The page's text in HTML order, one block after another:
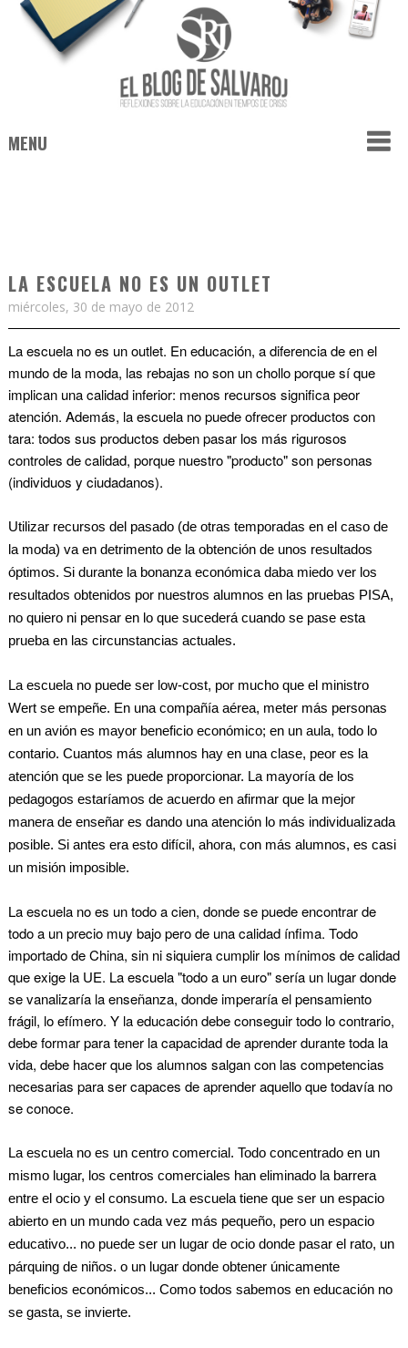
MENU
LA ESCUELA NO ES UN OUTLET
miércoles, 30 de mayo de 2012
La escuela no es un outlet. En educación, a diferencia de en el
mundo de la moda, las rebajas no son un chollo porque sí que
implican una calidad inferior: menos recursos significa peor
atención. Además, la escuela no puede ofrecer productos con
tara: todos sus productos deben pasar los más rigurosos
controles de calidad, porque nuestro "producto" son personas
(individuos y ciudadanos).
Utilizar recursos del pasado (de otras temporadas en el caso de
la moda) va en detrimento de la obtención de unos resultados
óptimos. Si durante la bonanza económica daba miedo ver los
resultados obtenidos por nuestros alumnos en las pruebas PISA,
no quiero ni pensar en lo que sucederá cuando se pase esta
prueba en las circunstancias actuales.
La escuela no puede ser low-cost, por mucho que el ministro
Wert se empeñe. En una compañía aérea, meter más personas
en un avión es mayor beneficio económico; en un aula, todo lo
contario. Cuantos más alumnos hay en una clase, peor es la
atención que se les puede proporcionar. La mayoría de los
pedagogos estaríamos de acuerdo en afirmar que la mejor
manera de enseñar es dando una atención lo más individualizada
posible. Si antes era esto difícil, ahora, con más alumnos, es casi
un misión imposible.
La escuela no es un todo a cien, donde se puede encontrar de
todo a un precio muy bajo pero de una calidad ínfima. Todo
importado de China, sin ni siquiera cumplir los mínimos de calidad
que exige la UE. La escuela "todo a un euro" sería un lugar donde
se vanalizaría la enseñanza, donde imperaría el pensamiento
frágil, lo efímero. Y la educación debe conseguir todo lo contrario,
debe formar para tener la capacidad de aprender durante toda la
vida, debe hacer que los alumnos salgan con las competencias
necesarias para ser capaces de aprender aquello que todavía no
se conoce.
La escuela no es un centro comercial. Todo concentrado en un
mismo lugar, los centros comerciales han eliminado la barrera
entre el ocio y el consumo. La escuela tiene que ser un espacio
abierto en un mundo cada vez más pequeño, pero un espacio
educativo... no puede ser un lugar de ocio donde pasar el rato, un
párquing de niños. o un lugar donde obtener únicamente
beneficios económicos... Como todos sabemos en educación no
se gasta, se invierte.